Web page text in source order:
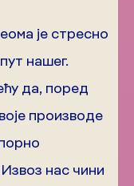
је стресно
нашег.
да, поред
производе
нас чини